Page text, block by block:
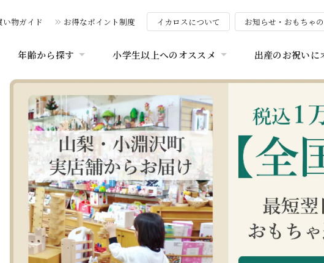
い物ガイド お得なポイント制度 イカロスについて お知らせ・おもちゃ
年齢から探す 小学生以上へのオススメ 出産のお祝いに